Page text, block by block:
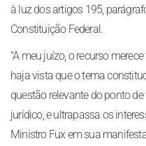
à luz dos artigos 195,
Constituição Federal.
"A meu juízo, o recurso
haja vista que o tema
questão relevante do ponto
jurídico, e ultrapassa os
Ministro Fux em sua